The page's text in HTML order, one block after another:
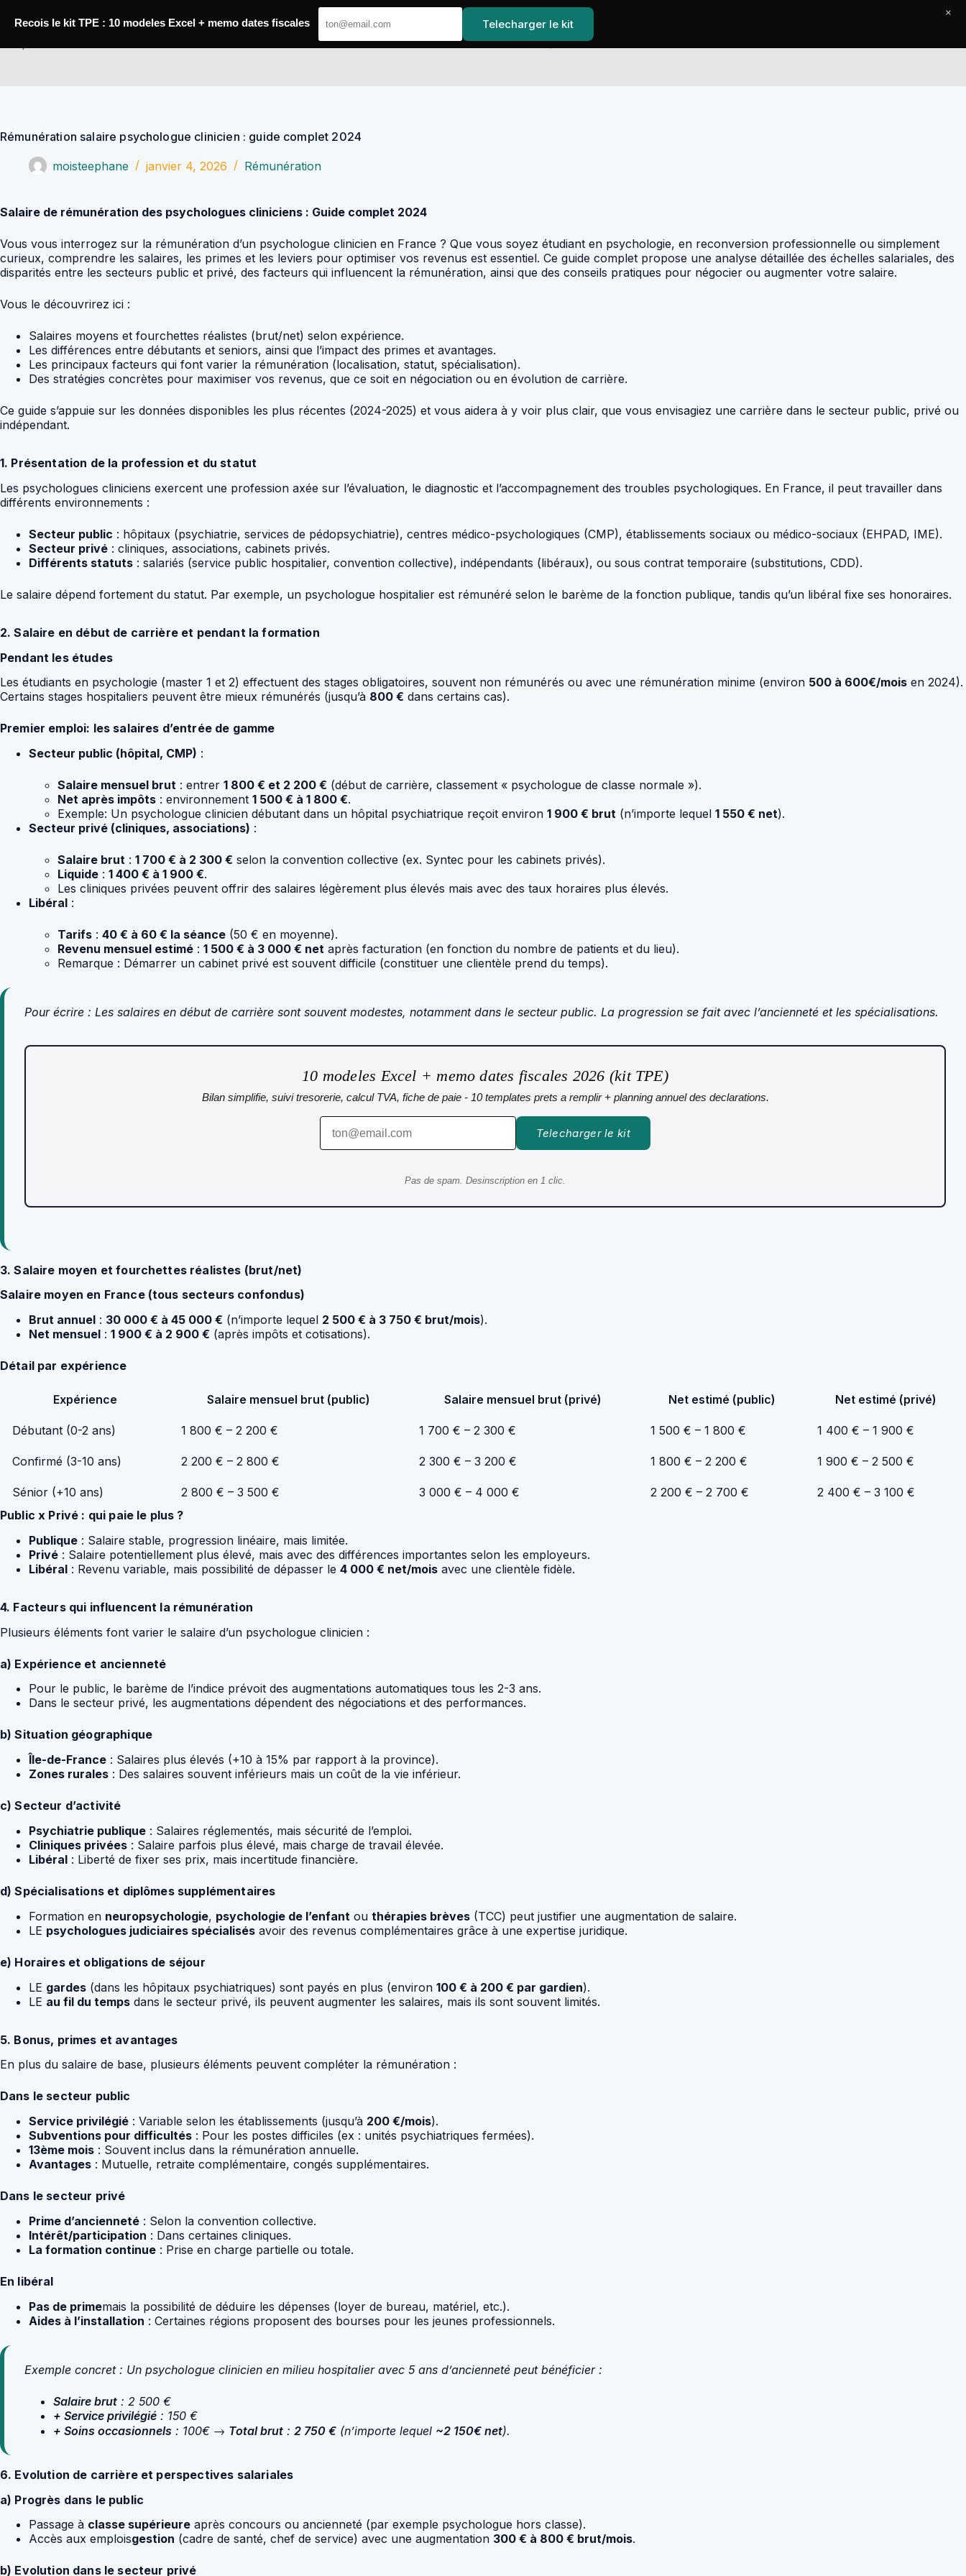
Rémunération salaire psychologue clinicien : guide complet 2024
moisteephane janvier 4, 2026 Rémunération
Salaire de rémunération des psychologues cliniciens : Guide complet 2024
Vous vous interrogez sur la rémunération d’un psychologue clinicien en France ? Que vous soyez étudiant en psychologie, en reconversion professionnelle ou simplement
curieux, comprendre les salaires, les primes et les leviers pour optimiser vos revenus est essentiel. Ce guide complet propose une analyse détaillée des échelles salariales, des
disparités entre les secteurs public et privé, des facteurs qui influencent la rémunération, ainsi que des conseils pratiques pour négocier ou augmenter votre salaire.
Vous le découvrirez ici :
Salaires moyens et fourchettes réalistes (brut/net) selon expérience.
Les différences entre débutants et seniors, ainsi que l’impact des primes et avantages.
Les principaux facteurs qui font varier la rémunération (localisation, statut, spécialisation).
Des stratégies concrètes pour maximiser vos revenus, que ce soit en négociation ou en évolution de carrière.
Ce guide s’appuie sur les données disponibles les plus récentes (2024-2025) et vous aidera à y voir plus clair, que vous envisagiez une carrière dans le secteur public, privé ou
indépendant.
1. Présentation de la profession et du statut
Les psychologues cliniciens exercent une profession axée sur l’évaluation, le diagnostic et l’accompagnement des troubles psychologiques. En France, il peut travailler dans
différents environnements :
Secteur public : hôpitaux (psychiatrie, services de pédopsychiatrie), centres médico-psychologiques (CMP), établissements sociaux ou médico-sociaux (EHPAD, IME).
Secteur privé : cliniques, associations, cabinets privés.
Différents statuts : salariés (service public hospitalier, convention collective), indépendants (libéraux), ou sous contrat temporaire (substitutions, CDD).
Le salaire dépend fortement du statut. Par exemple, un psychologue hospitalier est rémunéré selon le barème de la fonction publique, tandis qu’un libéral fixe ses honoraires.
2. Salaire en début de carrière et pendant la formation
Pendant les études
Les étudiants en psychologie (master 1 et 2) effectuent des stages obligatoires, souvent non rémunérés ou avec une rémunération minime (environ 500 à 600€/mois en 2024).
Certains stages hospitaliers peuvent être mieux rémunérés (jusqu’à 800 € dans certains cas).
Premier emploi: les salaires d’entrée de gamme
Secteur public (hôpital, CMP) :
Salaire mensuel brut : entrer 1 800 € et 2 200 € (début de carrière, classement « psychologue de classe normale »).
Net après impôts : environnement 1 500 € à 1 800 €.
Exemple: Un psychologue clinicien débutant dans un hôpital psychiatrique reçoit environ 1 900 € brut (n’importe lequel 1 550 € net).
Secteur privé (cliniques, associations) :
Salaire brut : 1 700 € à 2 300 € selon la convention collective (ex. Syntec pour les cabinets privés).
Liquide : 1 400 € à 1 900 €.
Les cliniques privées peuvent offrir des salaires légèrement plus élevés mais avec des taux horaires plus élevés.
Libéral :
Tarifs : 40 € à 60 € la séance (50 € en moyenne).
Revenu mensuel estimé : 1 500 € à 3 000 € net après facturation (en fonction du nombre de patients et du lieu).
Remarque : Démarrer un cabinet privé est souvent difficile (constituer une clientèle prend du temps).
Pour écrire : Les salaires en début de carrière sont souvent modestes, notamment dans le secteur public. La progression se fait avec l’ancienneté et les spécialisations.
10 modeles Excel + memo dates fiscales 2026 (kit TPE)
Bilan simplifie, suivi tresorerie, calcul TVA, fiche de paie - 10 templates prets a remplir + planning annuel des declarations.
Telecharger le kit
Pas de spam. Desinscription en 1 clic.
3. Salaire moyen et fourchettes réalistes (brut/net)
Salaire moyen en France (tous secteurs confondus)
Brut annuel : 30 000 € à 45 000 € (n’importe lequel 2 500 € à 3 750 € brut/mois).
Net mensuel : 1 900 € à 2 900 € (après impôts et cotisations).
Détail par expérience
Expérience Salaire mensuel brut (public) Salaire mensuel brut (privé) Net estimé (public) Net estimé (privé)
Débutant (0-2 ans) 1 800 € – 2 200 € 1 700 € – 2 300 € 1 500 € – 1 800 € 1 400 € – 1 900 €
Confirmé (3-10 ans) 2 200 € – 2 800 € 2 300 € – 3 200 € 1 800 € – 2 200 € 1 900 € – 2 500 €
Sénior (+10 ans) 2 800 € – 3 500 € 3 000 € – 4 000 € 2 200 € – 2 700 €
2 400 € – 3 100 €
Public x Privé : qui paie le plus ?
Publique : Salaire stable, progression linéaire, mais limitée.
Privé : Salaire potentiellement plus élevé, mais avec des différences importantes selon les employeurs.
Libéral : Revenu variable, mais possibilité de dépasser le 4 000 € net/mois avec une clientèle fidèle.
4. Facteurs qui influencent la rémunération
Plusieurs éléments font varier le salaire d’un psychologue clinicien :
a) Expérience et ancienneté
Pour le public, le barème de l’indice prévoit des augmentations automatiques tous les 2-3 ans.
Dans le secteur privé, les augmentations dépendent des négociations et des performances.
b) Situation géographique
Île-de-France : Salaires plus élevés (+10 à 15% par rapport à la province).
Zones rurales : Des salaires souvent inférieurs mais un coût de la vie inférieur.
c) Secteur d’activité
Psychiatrie publique : Salaires réglementés, mais sécurité de l’emploi.
Cliniques privées : Salaire parfois plus élevé, mais charge de travail élevée.
Libéral : Liberté de fixer ses prix, mais incertitude financière.
d) Spécialisations et diplômes supplémentaires
Formation en neuropsychologie, psychologie de l’enfant ou thérapies brèves (TCC) peut justifier une augmentation de salaire.
LE psychologues judiciaires spécialisés avoir des revenus complémentaires grâce à une expertise juridique.
e) Horaires et obligations de séjour
LE gardes (dans les hôpitaux psychiatriques) sont payés en plus (environ 100 € à 200 € par gardien).
LE au fil du temps dans le secteur privé, ils peuvent augmenter les salaires, mais ils sont souvent limités.
5. Bonus, primes et avantages
En plus du salaire de base, plusieurs éléments peuvent compléter la rémunération :
Dans le secteur public
Service privilégié : Variable selon les établissements (jusqu’à 200 €/mois).
Subventions pour difficultés : Pour les postes difficiles (ex : unités psychiatriques fermées).
13ème mois : Souvent inclus dans la rémunération annuelle.
Avantages : Mutuelle, retraite complémentaire, congés supplémentaires.
Dans le secteur privé
Prime d’ancienneté : Selon la convention collective.
Intérêt/participation : Dans certaines cliniques.
La formation continue : Prise en charge partielle ou totale.
En libéral
Pas de primemais la possibilité de déduire les dépenses (loyer de bureau, matériel, etc.).
Aides à l’installation : Certaines régions proposent des bourses pour les jeunes professionnels.
Exemple concret: Un psychologue clinicien en milieu hospitalier avec 5 ans d’ancienneté peut bénéficier :
Salaire brut : 2 500 €
+ Service privilégié : 150 €
+ Soins occasionnels : 100€ → Total brut : 2 750 € (n’importe lequel ~2 150€ net).
6. Evolution de carrière et perspectives salariales
a) Progrès dans le public
Passage à classe supérieure après concours ou ancienneté (par exemple psychologue hors classe).
Accès aux emploisgestion (cadre de santé, chef de service) avec une augmentation 300 € à 800 € brut/mois.
b) Evolution dans le secteur privé
Recois le kit TPE : 10 modeles Excel + memo dates fiscales Telecharger le kit
×